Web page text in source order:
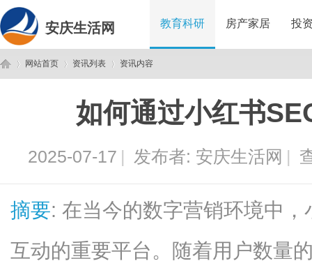
安庆生活网 教育科研 房产家居 投
网站首页 资讯列表
›
资讯内容
如何通过小红书
2025-07-17 | 发布者: 安庆生活网 |
摘要: 在当今的数字营销环境中
互动的重要平台。随着用户数量